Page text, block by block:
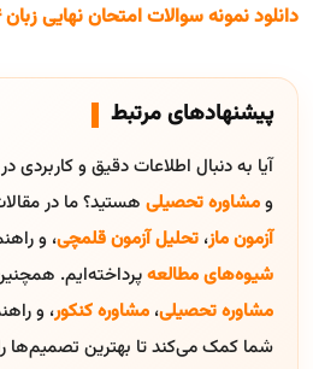
دانلود نمونه سوالات امتحان نهایی زبان 1404
پیشنهادهای مرتبط
آیا به دنبال اطلاعات دقیق و کاربردی
ومشاوره تحصیلی هستید؟ ما در
آزمون ماز، تحلیل آزمون قلمچی، و
شیوه‌های مطالعهپرداخته‌ایم.
مشاوره تحصیلی، مشاوره کنکور، و
شما کمک می‌کند تا بهترین تصمیم‌ها را